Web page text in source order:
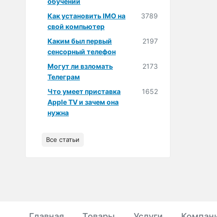
Как установить IMO на
свой компьютер
3789
Каким был первый
сенсорный телефон
2197
Могут ли взломать
Телеграм
2173
Что умеет приставка
Apple TV и зачем она
нужна
1652
Все статьи